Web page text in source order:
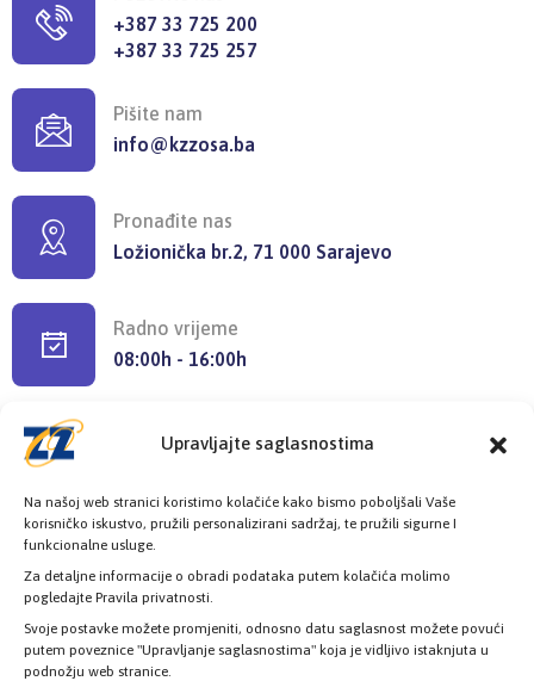
Upravljajte saglasnostima
Na našoj web stranici koristimo kolačiće kako bismo poboljšali Vaše
korisničko iskustvo, pružili personalizirani sadržaj, te pružili sigurne I
funkcionalne usluge.
Za detaljne informacije o obradi podataka putem kolačića molimo
pogledajte Pravila privatnosti.
Svoje postavke možete promjeniti, odnosno datu saglasnost možete povući
putem poveznice "Upravljanje saglasnostima" koja je vidljivo istaknjuta u
podnožju web stranice.
+387 33 725 200
+387 33 725 257
Pišite nam
info@kzzosa.ba
Pronađite nas
Ložionička br.2, 71 000 Sarajevo
Radno vrijeme
08:00h - 16:00h
Provjerite status vaše elektronske
zdravstvene kartice
PROVJERITE STATUS